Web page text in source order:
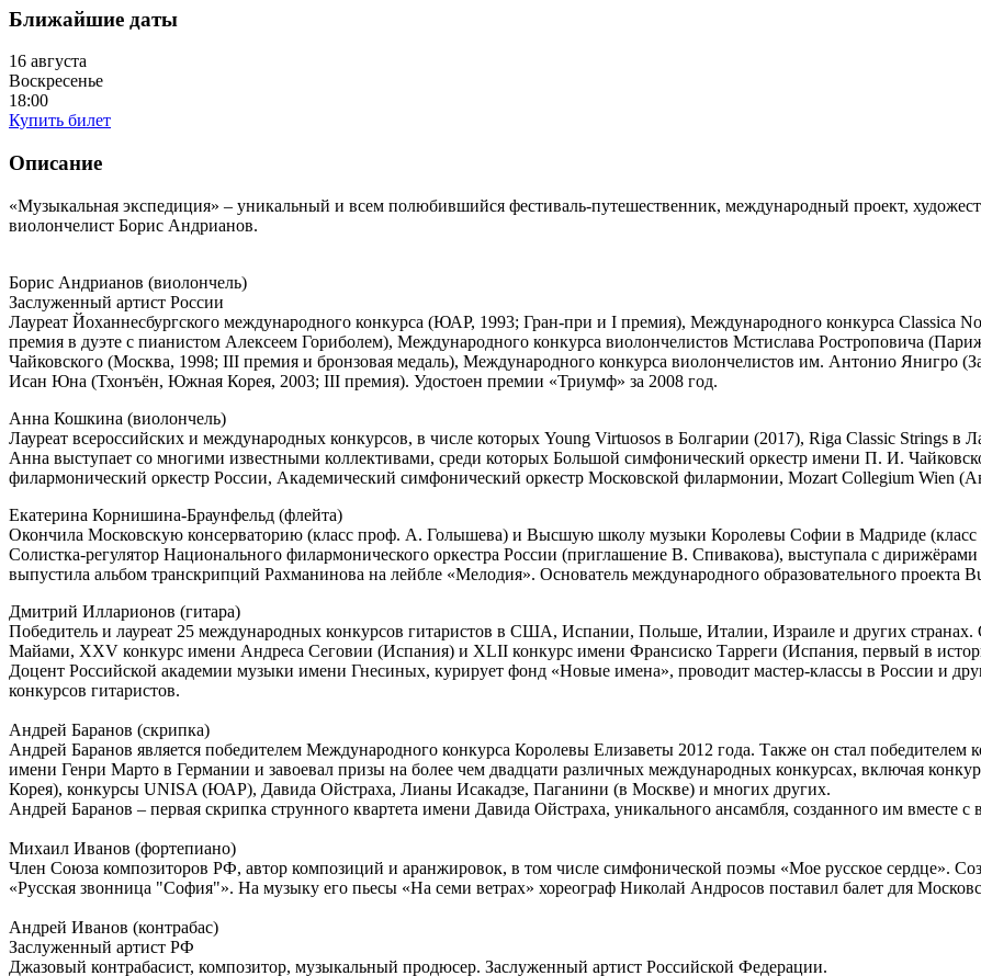
Ближайшие даты
16 августа
Воскресенье
18:00
Купить билет
Описание
«Музыкальная экспедиция» – уникальный и всем полюбившийся фестиваль-путешественник, международный проект,
виолончелист Борис Андрианов.
Борис Андрианов (виолончель)
Заслуженный артист России
Лауреат Йоханнесбургского международного конкурса (ЮАР, 1993; Гран-при и I премия), Международного конкурса Classica
премия в дуэте с пианистом Алексеем Гориболем), Международного конкурса виолончелистов Мстислава Ростроповича
Чайковского (Москва, 1998; III премия и бронзовая медаль), Международного конкурса виолончелистов им. Антонио Янигро
Исан Юна (Тхонъён, Южная Корея, 2003; III премия). Удостоен премии «Триумф» за 2008 год.
Анна Кошкина (виолончель)
Лауреат всероссийских и международных конкурсов, в числе которых Young Virtuosos в Болгарии (2017), Riga Classiс Strings в
Анна выступает со многими известными коллективами, среди которых Большой симфонический оркестр имени П. И.
филармонический оркестр России, Академический симфонический оркестр Московской филармонии, Mozart Collegium Wien
Екатерина Корнишина-Браунфельд (флейта)
Окончила Московскую консерваторию (класс проф. А. Голышева) и Высшую школу музыки Королевы Софии в Мадриде (класс
Солистка-регулятор Национального филармонического оркестра России (приглашение В. Спивакова), выступала с
выпустила альбом транскрипций Рахманинова на лейбле «Мелодия». Основатель международного образовательного проекта
Дмитрий Илларионов (гитара)
Победитель и лауреат 25 международных конкурсов гитаристов в США, Испании, Польше, Италии, Израиле и других
Майами, XXV конкурс имени Андреса Сеговии (Испания) и XLII конкурс имени Франсиско Тарреги (Испания, первый в
Доцент Российской академии музыки имени Гнесиных, курирует фонд «Новые имена», проводит мастер-классы в России и
конкурсов гитаристов.
Андрей Баранов (скрипка)
Андрей Баранов является победителем Международного конкурса Королевы Елизаветы 2012 года. Также он стал
имени Генри Марто в Германии и завоевал призы на более чем двадцати различных международных конкурсах, включая
Корея), конкурсы UNISA (ЮАР), Давида Ойстраха, Лианы Исакадзе, Паганини (в Москве) и многих других.
Андрей Баранов – первая скрипка струнного квартета имени Давида Ойстраха, уникального ансамбля, созданного им вместе
Михаил Иванов (фортепиано)
Член Союза композиторов РФ, автор композиций и аранжировок, в том числе симфонической поэмы «Мое русское сердце».
«Русская звонница "София"». На музыку его пьесы «На семи ветрах» хореограф Николай Андросов поставил балет для
Андрей Иванов (контрабас)
Заслуженный артист РФ
Джазовый контрабасист, композитор, музыкальный продюсер. Заслуженный артист Российской Федерации.